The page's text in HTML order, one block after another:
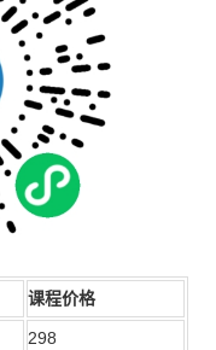
课程价格
298